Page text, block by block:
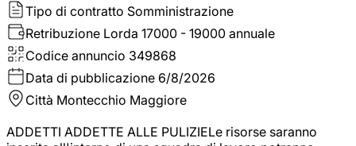
Tipo di contratto Somministrazione
Retribuzione Lorda 17000 - 19000 annuale
Codice annuncio 349868
Data di pubblicazione 6/8/2026
Città Montecchio Maggiore
ADDETTI ADDETTE ALLE PULIZIELe risorse saranno